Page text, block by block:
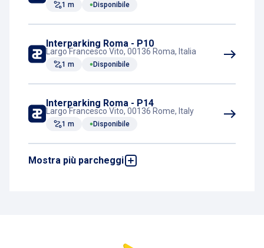
1 m Disponibile
Interparking Roma - P10
Largo Francesco Vito, 00136 Roma, Italia
1 m Disponibile
Interparking Roma - P14
Largo Francesco Vito, 00136 Rome, Italy
1 m Disponibile
Mostra più parcheggi
Interparking Roma - P13
Disponibile